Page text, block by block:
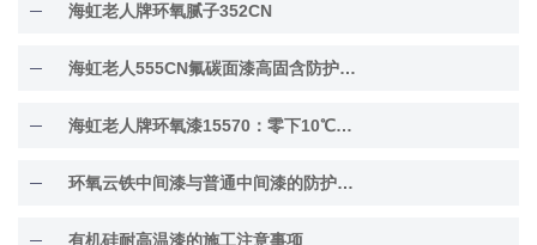
海虹老人牌环氧腻子352CN
海虹老人555CN氟碳面漆高固含防护面漆
海虹老人牌环氧漆15570：零下10℃低温固化
环氧云铁中间漆与普通中间漆的防护差异解析
有机硅耐高温漆的施工注意事项